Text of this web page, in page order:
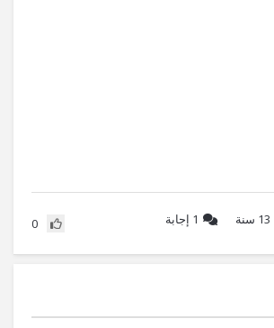
13 سنة 1 إجابة 0